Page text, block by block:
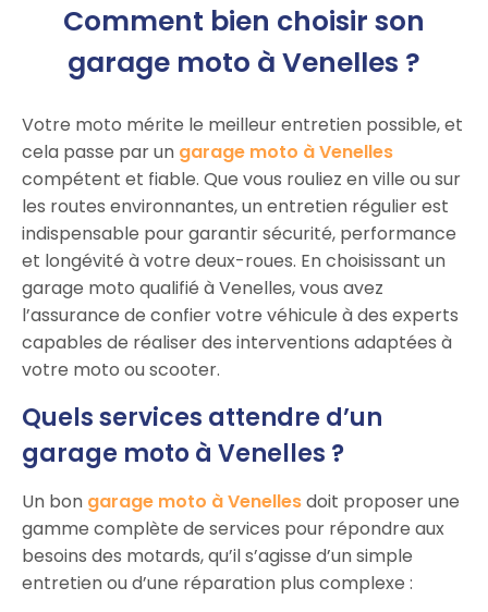
Comment bien choisir son
garage moto à Venelles ?
Votre moto mérite le meilleur entretien possible, et
cela passe par un garage moto à Venelles
compétent et fiable. Que vous rouliez en ville ou sur
les routes environnantes, un entretien régulier est
indispensable pour garantir sécurité, performance
et longévité à votre deux-roues. En choisissant un
garage moto qualifié à Venelles, vous avez
l’assurance de confier votre véhicule à des experts
capables de réaliser des interventions adaptées à
votre moto ou scooter.
Quels services attendre d’un
garage moto à Venelles ?
Un bon garage moto à Venellesdoit proposer une
gamme complète de services pour répondre aux
besoins des motards, qu’il s’agisse d’un simple
entretien ou d’une réparation plus complexe :